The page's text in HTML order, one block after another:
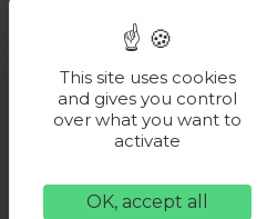
ESPACE PRESSE
LES
Politique
This site uses cookies
and gives you control
over what you want to
activate
OK, accept all